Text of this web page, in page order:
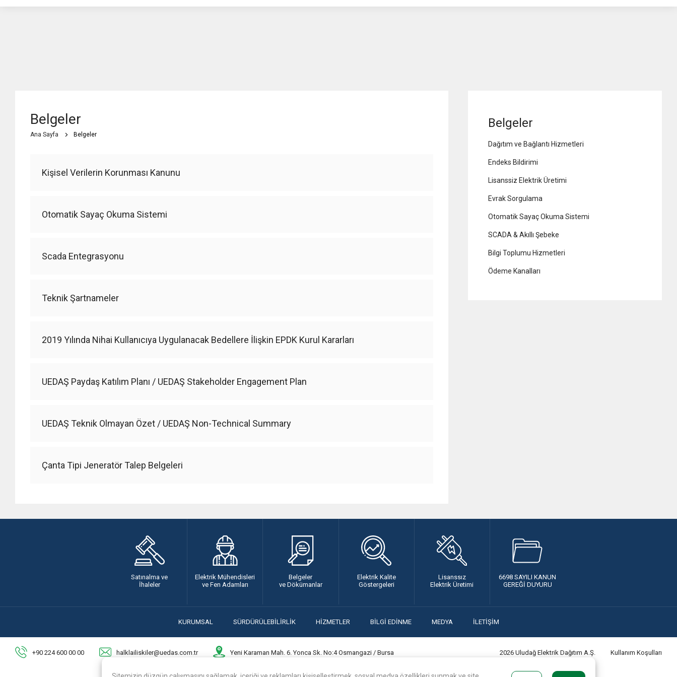
Belgeler
Dağıtım ve Bağlantı Hizmetleri
Endeks Bildirimi
Lisanssiz Elektrik Üretimi
Evrak Sorgulama
Otomatik Sayaç Okuma Sistemi
SCADA & Akıllı Şebeke
Bilgi Toplumu Hizmetleri
Ödeme Kanalları
Belgeler
Ana Sayfa Belgeler
Kişisel Verilerin Korunması Kanunu
Otomatik Sayaç Okuma Sistemi
Scada Entegrasyonu
Teknik Şartnameler
2019 Yılında Nihai Kullanıcıya Uygulanacak Bedellere İlişkin EPDK Kurul Kararları
UEDAŞ Paydaş Katılım Planı / UEDAŞ Stakeholder Engagement Plan
UEDAŞ Teknik Olmayan Özet / UEDAŞ Non-Technical Summary
Çanta Tipi Jeneratör Talep Belgeleri
Satınalma ve
İhaleler
Elektrik Mühendisleri
ve Fen Adamları
Belgeler
ve Dökümanlar
Elektrik Kalite
Göstergeleri
Lisanssız
Elektrik Üretimi
6698 SAYILI KANUN
GEREĞİ DUYURU
KURUMSAL SÜRDÜRÜLEBİLİRLİK HİZMETLER BİLGİ EDİNME MEDYA İLETİŞİM
+90 224 600 00 00 halklailiskiler@uedas.com.tr Yeni Karaman Mah. 6. Yonca Sk. No:4 Osmangazi / Bursa 2026 Uludağ Elektrik Dağıtım A.Ş. Kullanım Koşulları